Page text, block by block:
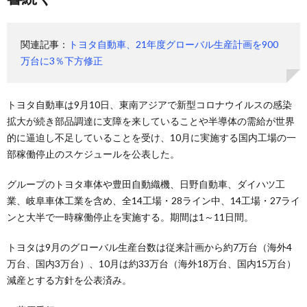
関連記事：
トヨタ自動車、21年度グローバル生産計画を900
万台に3％下方修正
トヨタ自動車は9月10日、東南アジアで新型コロナウイルスの感染
拡大が続き部品調達に支障を来していることや半導体の需給が世界
的に逼迫し不足していることを受け、10月に実施する国内工場の一
部稼働停止のスケジュールを公表した。
グループのトヨタ車体や豊田自動織機、日野自動車、ダイハツ工
業、岐阜車体工業を含め、全14工場・28ライン中、14工場・27ライ
ンと大半で一時稼働停止を実施する。期間は1～11日間。
トヨタは9月のグローバル生産台数は従来計画から約7万台（海外4
万台、国内3万台）、10月は約33万台（海外18万台、国内15万台）
減産とする方針を公表済み。